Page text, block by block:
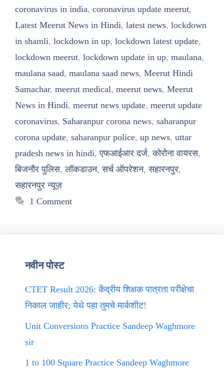
coronavirus in india, coronavirus update meerut,
Latest Meerut News in Hindi, latest news, lockdown
in shamli, lockdown in up, lockdown latest update,
lockdown meerut, lockdown update in up, maulana,
maulana saad, maulana saad news, Meerut Hindi
Samachar, meerut medical, meerut news, Meerut
News in Hindi, meerut news update, meerut update
coronavirus, Saharanpur corona news, saharanpur
corona update, saharanpur police, up news, uttar
pradesh news in hindi,एफआईआर दर्ज,कोरोना वायरस,
बिजनौर पुलिस,लॉकडाउन,सर्च ऑपरेशन,सहारनपुर,
सहारनपुर न्यूज़
1 Comment
नवीन पोस्ट
CTET Result 2026: केंद्रीय शिक्षक पात्रता परीक्षेचा
निकाल जाहीर; येथे पहा तुमचे मार्कशीट!
Unit Conversions Practice Sandeep Waghmore
sir
1 to 100 Square Practice Sandeep Waghmore